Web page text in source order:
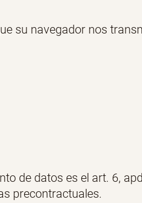
su navegador nos
de datos es el art. 6,
precontractuales.